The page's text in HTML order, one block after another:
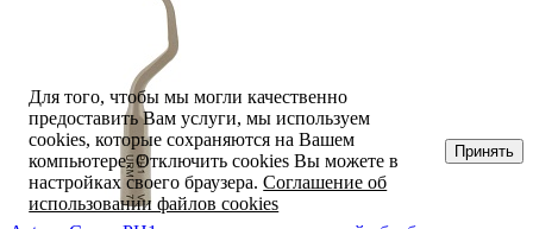
Для того, чтобы мы могли качественно
предоставить Вам услуги, мы используем
cookies, которые сохраняются на Вашем
компьютере. Отключить cookies Вы можете в
настройках своего браузера.Соглашение об
использовании файлов cookies
Принять